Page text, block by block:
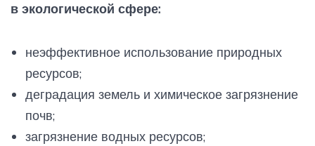
в экологической сфере:
неэффективное использование природных
ресурсов;
деградация земель и химическое загрязнение
почв;
загрязнение водных ресурсов;